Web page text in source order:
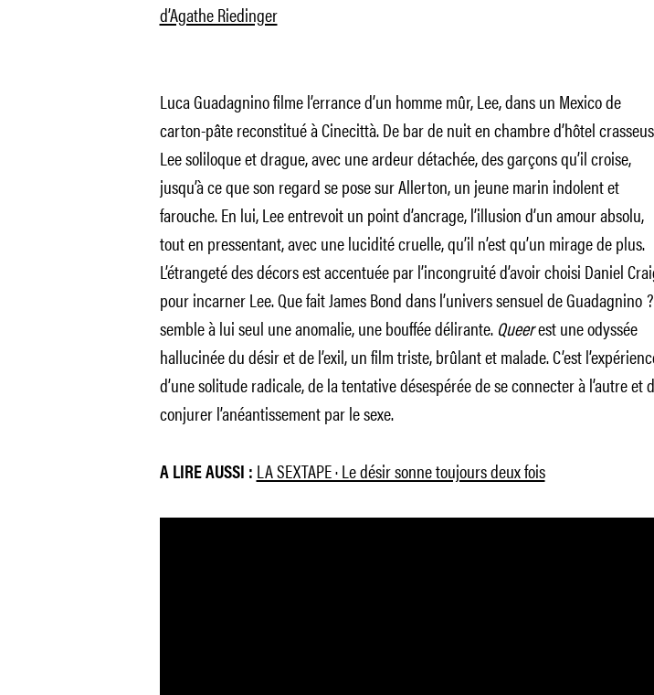
d’Agathe Riedinger
Luca Guadagnino filme l’errance d’un homme mûr, Lee, dans un Mexico de
carton-pâte reconstitué à Cinecittà. De bar de nuit en chambre d’hôtel
Lee soliloque et drague, avec une ardeur détachée, des garçons qu’il croise,
jusqu’à ce que son regard se pose sur Allerton, un jeune marin indolent et
farouche. En lui, Lee entrevoit un point d’ancrage, l’illusion d’un amour absolu,
tout en pressentant, avec une lucidité cruelle, qu’il n’est qu’un mirage de plus.
L’étrangeté des décors est accentuée par l’incongruité d’avoir choisi Daniel
pour incarner Lee. Que fait James Bond dans l’univers sensuel de Guadagnino
semble à lui seul une anomalie, une bouffée délirante. Queerest une odyssée
hallucinée du désir et de l’exil, un film triste, brûlant et malade. C’est
d’une solitude radicale, de la tentative désespérée de se connecter à l’autre et
conjurer l’anéantissement par le sexe.
A LIRE AUSSI : LA SEXTAPE · Le désir sonne toujours deux fois